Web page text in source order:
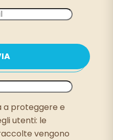
a proteggere e
utenti: le
vengono